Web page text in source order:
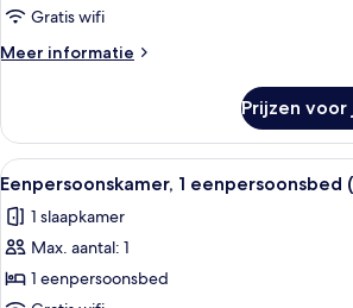
Gratis wifi
Meer informatie
Meer
Prijzen voor
Alle
foto's
voor
Eenpersoonskamer,
1
Een
5
Eenpersoonskamer, 1 eenpersoonsbed
1 slaapkamer
Max. aantal: 1
1 eenpersoonsbed